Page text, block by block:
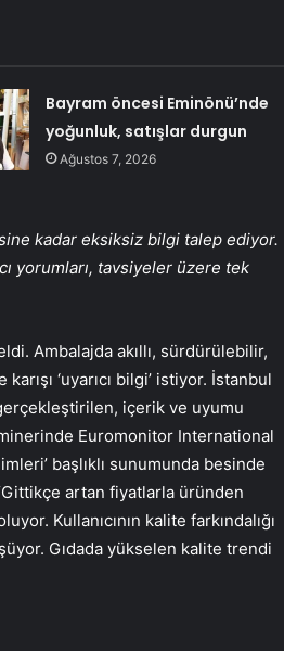
Bayram öncesi Eminönü’nde
yoğunluk, satışlar durgun
Ağustos 7, 2026
kadar eksiksiz bilgi talep ediyor.
yorumları, tavsiyeler üzere tek
Ambalajda akıllı, sürdürülebilir,
‘uyarıcı bilgi’ istiyor. İstanbul
içerik ve uyumu
Euromonitor International
başlıklı sunumunda besinde
artan fiyatlarla üründen
Kullanıcının kalite farkındalığı
Gıdada yükselen kalite trendi